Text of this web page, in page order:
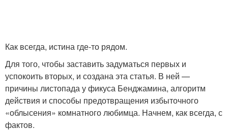
Как всегда, истина где-то рядом.
Для того, чтобы заставить задуматься первых и
успокоить вторых, и создана эта статья. В ней —
причины листопада у фикуса Бенджамина, алгоритм
действия и способы предотвращения избыточного
«облысения» комнатного любимца. Начнем, как всегда, с
фактов.